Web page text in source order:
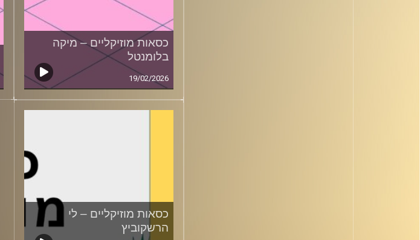
כסאות מוזיקליים – מיקה
בלומנטל
19/02/2026
כסאות מוזיקליים – לי
הרשקוביץ